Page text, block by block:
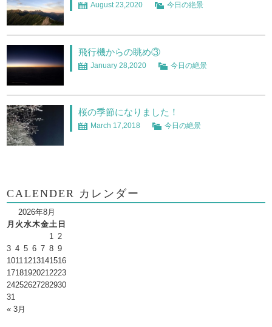
August 23,2020 今日の絶景
飛行機からの眺め③
January 28,2020 今日の絶景
桜の季節になりました！
March 17,2018 今日の絶景
CALENDER カレンダー
2026年8月
月 火水木金土 日
1
2
3 4 5 6 7 8 9
1011 1213141516
1718192021 2223
24252627282930
31
« 3月